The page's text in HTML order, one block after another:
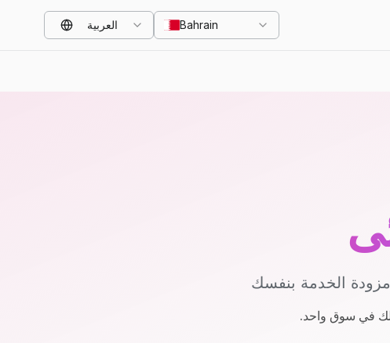
Bahrain العربية
الخدمة بنفسك
في سوق واحد.